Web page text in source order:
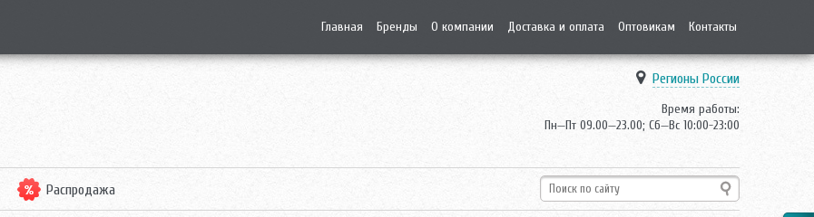
Главная Бренды О компании Доставка и оплата Оптовикам Контакты
Регионы России
Время работы:
Пн—Пт 09.00—23.00; Сб—Вс 10:00-23:00
Распродажа